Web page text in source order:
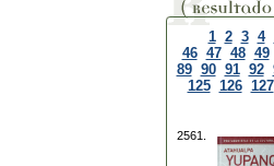
1 2 3 4
46 47 48 49
89 90 91 92
125 126 127
2561.